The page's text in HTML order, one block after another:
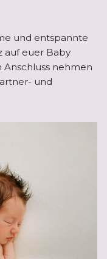
und entspannte
auf euer Baby
nehmen
und